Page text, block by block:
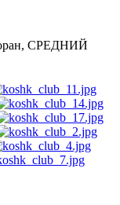
СРЕДНИЙ